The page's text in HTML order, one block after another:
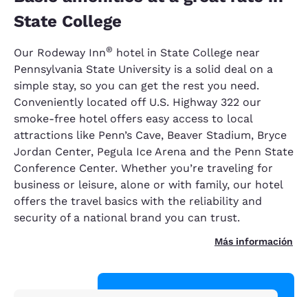
State College
Our Rodeway Inn® hotel in State College near
Pennsylvania State University is a solid deal on a
simple stay, so you can get the rest you need.
Conveniently located off U.S. Highway 322 our
smoke-free hotel offers easy access to local
attractions like Penn’s Cave, Beaver Stadium, Bryce
Jordan Center, Pegula Ice Arena and the Penn State
Conference Center. Whether you’re traveling for
business or leisure, alone or with family, our hotel
offers the travel basics with the reliability and
security of a national brand you can trust.
Más información